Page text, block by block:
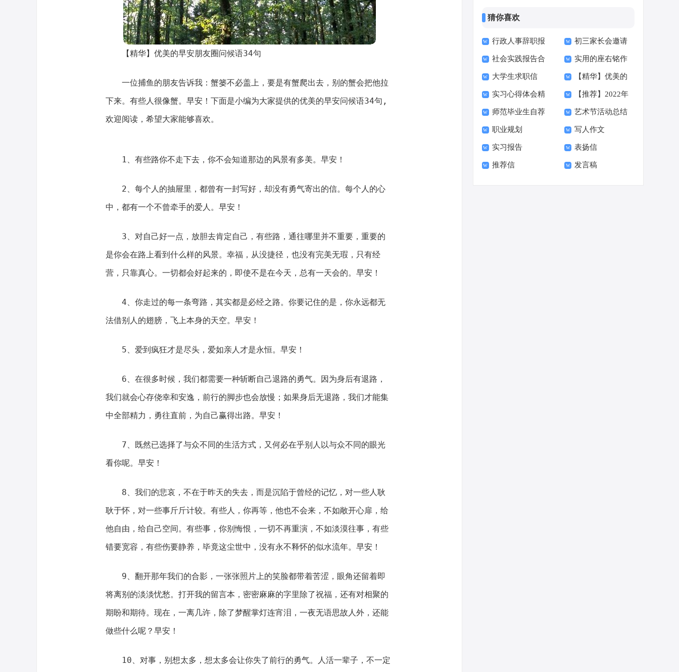
【精华】优美的早安朋友圈问候语34句
一位捕鱼的朋友告诉我：蟹篓不必盖上，要是有蟹爬出去，别的蟹会把他拉
下来。有些人很像蟹。早安！下面是小编为大家提供的优美的早安问候语34句,
欢迎阅读，希望大家能够喜欢。
1、有些路你不走下去，你不会知道那边的风景有多美。早安！
2、每个人的抽屉里，都曾有一封写好，却没有勇气寄出的信。每个人的心
中，都有一个不曾牵手的爱人。早安！
3、对自己好一点，放胆去肯定自己，有些路，通往哪里并不重要，重要的
是你会在路上看到什么样的风景。幸福，从没捷径，也没有完美无瑕，只有经
营，只靠真心。一切都会好起来的，即使不是在今天，总有一天会的。早安！
4、你走过的每一条弯路，其实都是必经之路。你要记住的是，你永远都无
法借别人的翅膀，飞上本身的天空。早安！
5、爱到疯狂才是尽头，爱如亲人才是永恒。早安！
6、在很多时候，我们都需要一种斩断自己退路的勇气。因为身后有退路，
我们就会心存侥幸和安逸，前行的脚步也会放慢；如果身后无退路，我们才能集
中全部精力，勇往直前，为自己赢得出路。早安！
7、既然已选择了与众不同的生活方式，又何必在乎别人以与众不同的眼光
看你呢。早安！
8、我们的悲哀，不在于昨天的失去，而是沉陷于曾经的记忆，对一些人耿
耿于怀，对一些事斤斤计较。有些人，你再等，他也不会来，不如敞开心扉，给
他自由，给自己空间。有些事，你别悔恨，一切不再重演，不如淡漠往事，有些
错要宽容，有些伤要静养，毕竟这尘世中，没有永不释怀的似水流年。早安！
9、翻开那年我们的合影，一张张照片上的笑脸都带着苦涩，眼角还留着即
将离别的淡淡忧愁。打开我的留言本，密密麻麻的字里除了祝福，还有对相聚的
期盼和期待。现在，一离几许，除了梦醒掌灯连宵泪，一夜无语思故人外，还能
做些什么呢？早安！
10、对事，别想太多，想太多会让你失了前行的勇气。人活一辈子，不一定
猜你喜欢
行政人事辞职报
告
初三家长会邀请
函15篇
社会实践报告合
集15篇
实用的座右铭作
文400字集合十篇
大学生求职信
【荐】
【精华】优美的
早安朋友圈问候语34
句
实习心得体会精
选15篇
【推荐】2022年
伤心的签名汇总55句
师范毕业生自荐
信范文六篇
艺术节活动总结
职业规划 写人作文
实习报告 表扬信
推荐信 发言稿